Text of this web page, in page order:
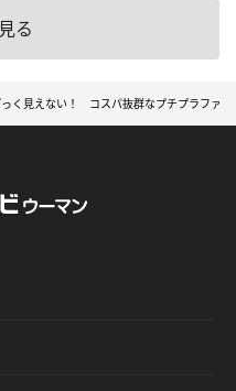
る
く見えない！ コスパ抜群なプチプラファッ